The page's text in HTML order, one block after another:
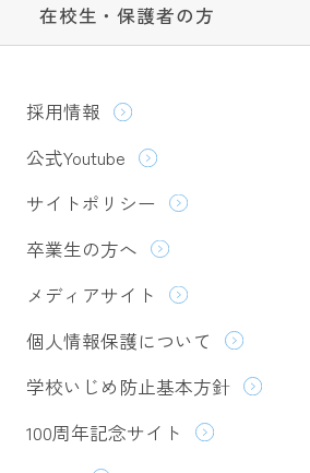
在校生・保護者の方
採用情報
公式Youtube
サイトポリシー
卒業生の方へ
メディアサイト
個人情報保護について
学校いじめ防止基本方針
100周年記念サイト